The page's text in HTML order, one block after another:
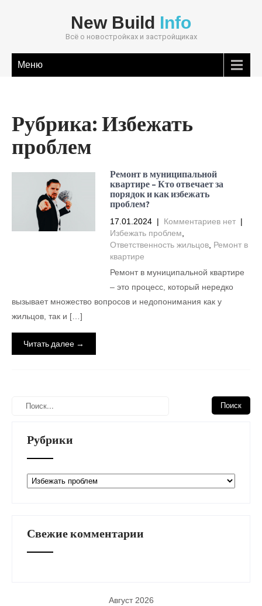
New Build Info
Всё о новостройках и застройщиках
Меню
Рубрика:Избежать
проблем
Ремонт в муниципальной
квартире – Кто отвечает за
порядок и как избежать
проблем?
17.01.2024 | Комментариев нет |
Избежать проблем
Ответственность жильцов, Ремонт в
квартире
Ремонт в муниципальной квартире
– это процесс, который нередко
вызывает множество вопросов и недопонимания как у
жильцов, так и […]
Читать далее →
Рубрики
Рубрики
Свежие комментарии
Август 2026